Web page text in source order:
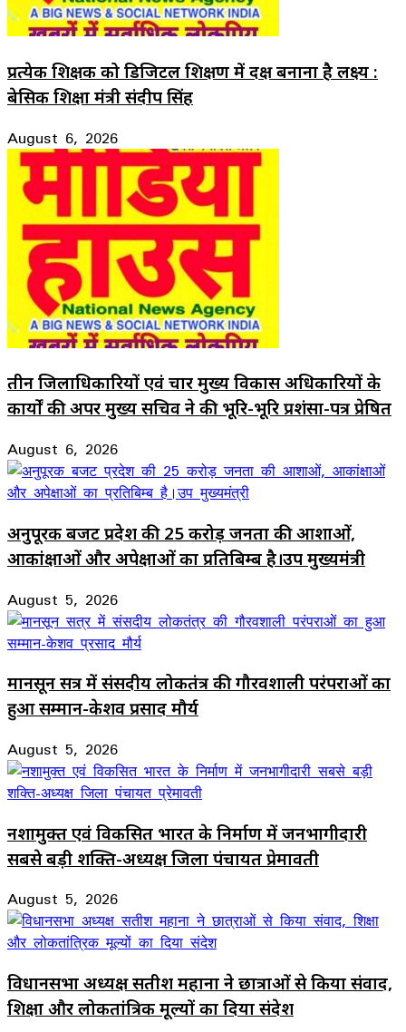
प्रत्येक शिक्षक को डिजिटल शिक्षण में दक्ष बनाना है लक्ष्य :
बेसिक शिक्षा मंत्री संदीप सिंह
August 6, 2026
तीन जिलाधिकारियों एवं चार मुख्य विकास अधिकारियों के
कार्यों की अपर मुख्य सचिव ने की भूरि-भूरि प्रशंसा-पत्र प्रेषित
August 6, 2026
अनुपूरक बजट प्रदेश की 25 करोड़ जनता की आशाओं,
आकांक्षाओं और अपेक्षाओं का प्रतिबिम्ब है।उप मुख्यमंत्री
August 5, 2026
मानसून सत्र में संसदीय लोकतंत्र की गौरवशाली परंपराओं का
हुआ सम्मान-केशव प्रसाद मौर्य
August 5, 2026
नशामुक्त एवं विकसित भारत के निर्माण में जनभागीदारी
सबसे बड़ी शक्ति-अध्यक्ष जिला पंचायत प्रेमावती
August 5, 2026
विधानसभा अध्यक्ष सतीश महाना ने छात्राओं से किया संवाद,
शिक्षा और लोकतांत्रिक मूल्यों का दिया संदेश